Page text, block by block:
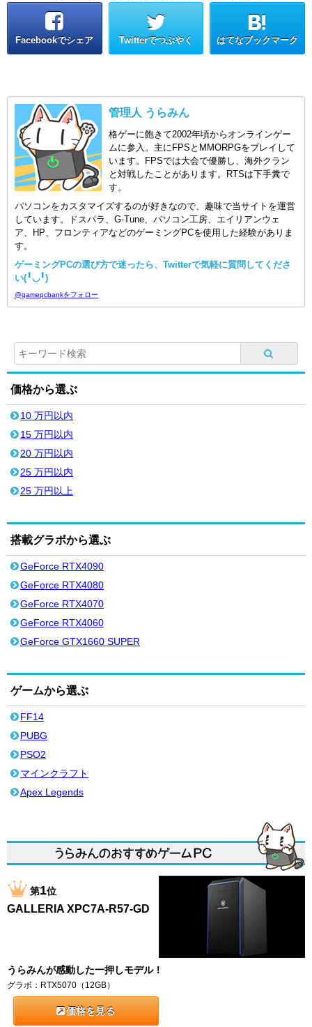
Facebookでシェア Twitterでつぶやく はてなブックマーク
管理人 うらみん
格ゲーに飽きて2002年頃からオンラインゲー
ムに参入。主にFPSとMMORPGをプレイして
います。FPSでは大会で優勝し、海外クラン
と対戦したことがあります。RTSは下手糞で
す。
パソコンをカスタマイズするのが好きなので、趣味で当サイトを運営
しています。ドスパラ、G-Tune、パソコン工房、エイリアンウェ
ア、HP、フロンティアなどのゲーミングPCを使用した経験がありま
す。
ゲーミングPCの選び方で迷ったら、Twitterで気軽に質問してくださ
い(╹◡╹)
@gamepcbankをフォロー
価格から選ぶ
10 万円以内
15 万円以内
20 万円以内
25 万円以内
25 万円以上
搭載グラボから選ぶ
GeForce RTX4090
GeForce RTX4080
GeForce RTX4070
GeForce RTX4060
GeForce GTX1660 SUPER
ゲームから選ぶ
FF14
PUBG
PSO2
マインクラフト
Apex Legends
第1位
GALLERIA XPC7A-R57-GD
うらみんが感動した一押しモデル！
グラボ：RTX5070（12GB）
価格を見る